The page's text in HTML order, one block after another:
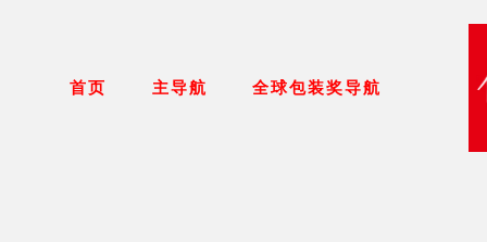
首页 主导航 全球包装奖导航